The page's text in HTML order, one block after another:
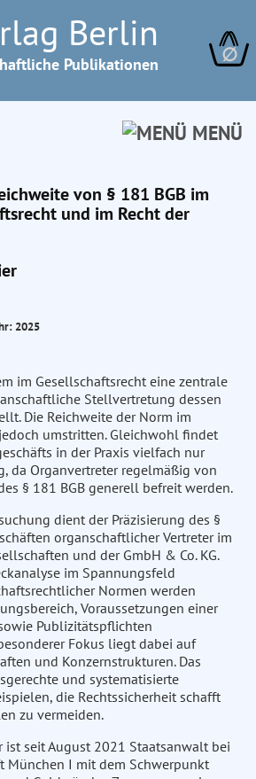
Berlin
Publikationen ∅
MENÜ
von § 181 BGB im
und im Recht der
2025
im Gesellschaftsrecht eine zentrale
Stellvertretung dessen
Die Reichweite der Norm im
umstritten. Gleichwohl findet
in der Praxis vielfach nur
da Organvertreter regelmäßig von
§ 181 BGB generell befreit werden.
dient der Präzisierung des §
organschaftlicher Vertreter im
und der GmbH & Co. KG.
im Spannungsfeld
Normen werden
Voraussetzungen einer
Publizitätspflichten
Fokus liegt dabei auf
und Konzernstrukturen. Das
und systematisierte
die Rechtssicherheit schafft
zu vermeiden.
ist seit August 2021 Staatsanwalt bei
München I mit dem Schwerpunkt